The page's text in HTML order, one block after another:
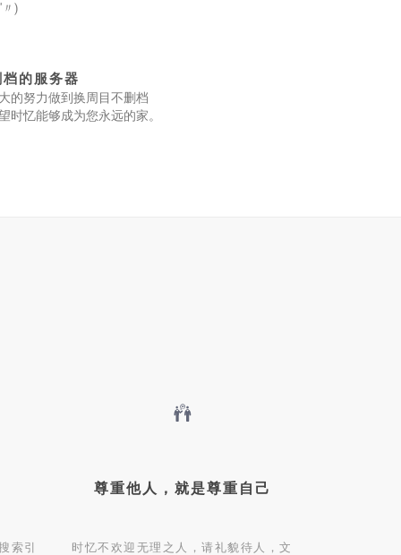
)
的服务器
的努力做到换周目不删档
时忆能够成为您永远的家。
索引
尊重他人，就是尊重自己
时忆不欢迎无理之人，请礼貌待人，文